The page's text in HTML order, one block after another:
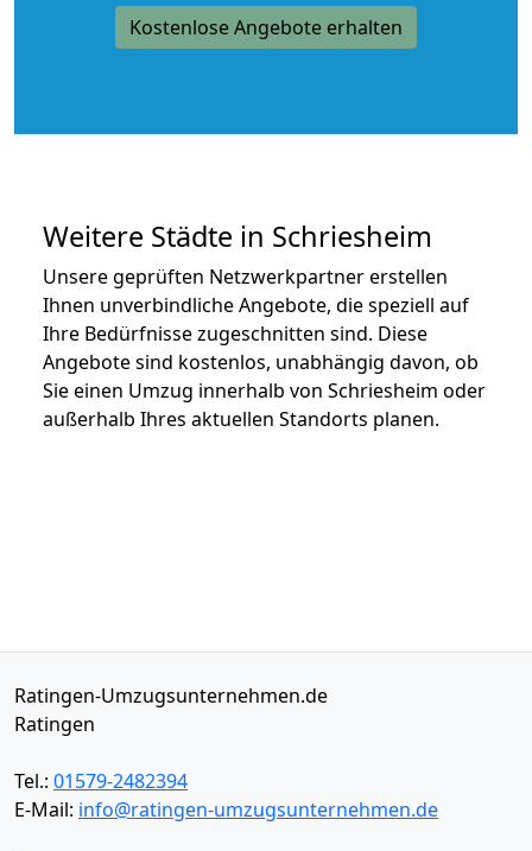
Kostenlose Angebote erhalten
Weitere Städte in Schriesheim
Unsere geprüften Netzwerkpartner erstellen
Ihnen unverbindliche Angebote, die speziell auf
Ihre Bedürfnisse zugeschnitten sind. Diese
Angebote sind kostenlos, unabhängig davon, ob
Sie einen Umzug innerhalb von Schriesheim oder
außerhalb Ihres aktuellen Standorts planen.
Ratingen-Umzugsunternehmen.de
Ratingen
Tel.: 01579-2482394
E-Mail: info@ratingen-umzugsunternehmen.de